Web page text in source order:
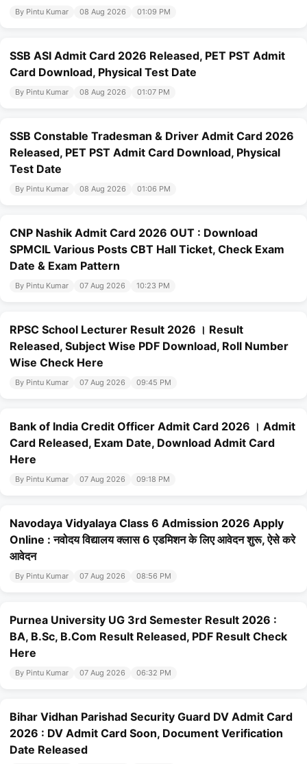
By Pintu Kumar 08 Aug 2026 01:09 PM
SSB ASI Admit Card 2026 Released, PET PST Admit
Card Download, Physical Test Date
By Pintu Kumar 08 Aug 2026 01:07 PM
SSB Constable Tradesman & Driver Admit Card 2026
Released, PET PST Admit Card Download, Physical
Test Date
By Pintu Kumar 08 Aug 2026 01:06 PM
CNP Nashik Admit Card 2026 OUT : Download
SPMCIL Various Posts CBT Hall Ticket, Check Exam
Date & Exam Pattern
By Pintu Kumar 07 Aug 2026 10:23 PM
RPSC School Lecturer Result 2026 । Result
Released, Subject Wise PDF Download, Roll Number
Wise Check Here
By Pintu Kumar 07 Aug 2026 09:45 PM
Bank of India Credit Officer Admit Card 2026 । Admit
Card Released, Exam Date, Download Admit Card
Here
By Pintu Kumar 07 Aug 2026 09:18 PM
Navodaya Vidyalaya Class 6 Admission 2026 Apply
Online : नवोदय विद्यालय क्लास 6 एडमिशन के लिए आवेदन शुरू, ऐसे करे
आवेदन
By Pintu Kumar 07 Aug 2026 08:56 PM
Purnea University UG 3rd Semester Result 2026 :
BA, B.Sc, B.Com Result Released, PDF Result Check
Here
By Pintu Kumar 07 Aug 2026 06:32 PM
Bihar Vidhan Parishad Security Guard DV Admit Card
2026 : DV Admit Card Soon, Document Verification
Date Released